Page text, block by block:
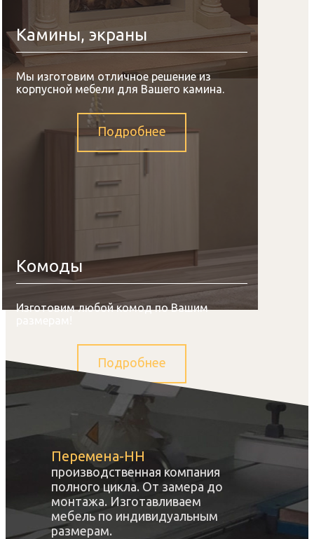
Камины, экраны
Мы изготовим отличное решение из
корпусной мебели для Вашего камина.
Подробнее
Комоды
Изготовим любой комод по Вашим
Подробнее
Перемена-НН
производственная компания
полного цикла. От замера до
монтажа. Изготавливаем
мебель по индивидуальным
размерам.